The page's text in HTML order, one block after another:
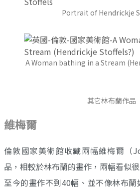
Portrait of Hendrickje
A Woman bathing in a Stream
其它林布蘭作品
維梅爾
倫敦國家美術館收藏兩幅維梅爾（
品，相較於林布蘭的畫作，兩幅看似
至今的畫作不到40幅、並不像林布